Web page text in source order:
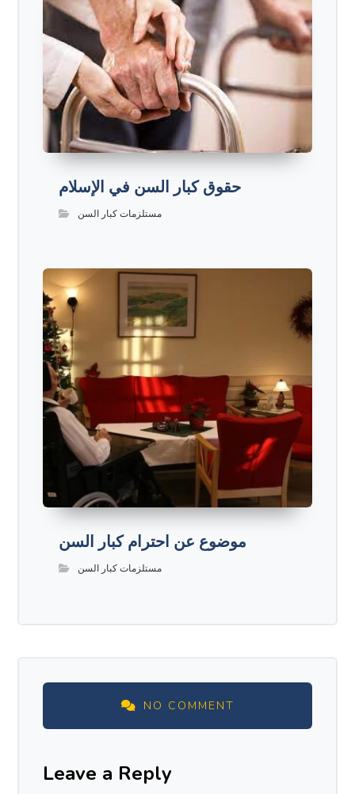
حقوق كبار السن في الإسلام
مستلزمات كبار السن
موضوع عن احترام كبار السن
مستلزمات كبار السن
NO COMMENT
Leave a Reply